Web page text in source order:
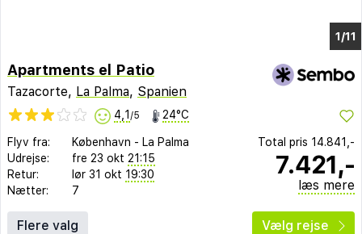
1/3
Apartments el Patio
Tazacorte, La Palma, Spanien
4,1 /5 24°C
Flyv fra: København - La Palma
Udrejse:
fre 23 okt 21:15
Retur:
lør 31 okt 19:30
Nætter:
7
Total pris 14.841,-
7.421,-
læs mere
Flere valg Vælg rejse